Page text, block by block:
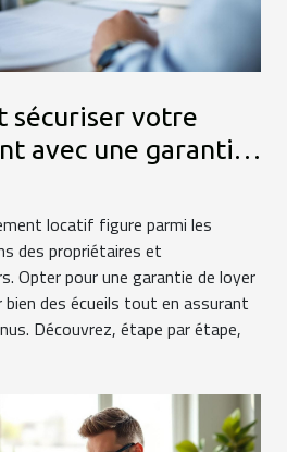
sécuriser votre
avec une garantie
efficace ?
locatif figure parmi les
des propriétaires et
Opter pour une garantie de loyer
des écueils tout en assurant
Découvrez, étape par étape,